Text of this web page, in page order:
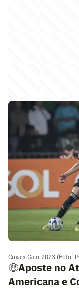
Coxa x Galo 2023 (Foto:
🤑Aposte no
Americana e